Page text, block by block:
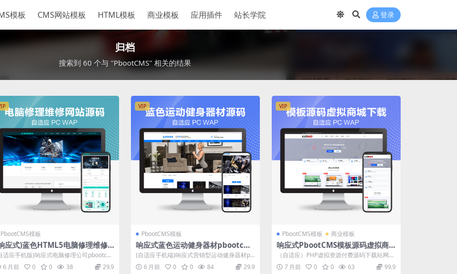
模板 CMS网站模板 HTML模板 商业模板 应用插件 站长学院 登录
归档
搜索到 60 个与 "PbootCMS" 相关的结果
PbootCMS模板
应式)蓝色HTML5电脑修理维修
公司pbootcms网站模板源码下载
适应手机版)响应式电脑修理公司pbootcm
站模板-蓝色HTML5电脑修...
6 月前 0 0 38 29.9
VIP
PbootCMS模板
响应式蓝色运动健身器材pbootcms
营销型网站模板源码下载
(自适应手机端)响应式营销型运动健身器材pb
ootcms网站模板-蓝色健身器材网...
6 月前 0 0 84 29.9
VIP
PbootCMS模板 商业模板
响应式PbootCMS模板源码虚拟商
城交易下载网站设计整站源码
（自适应）PHP虚拟资源付费源码下载站网
源码销售模板系统 源码整站打包带测试数...
7 月前 0 0 63 99.9